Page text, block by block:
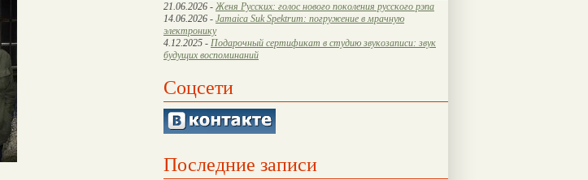
21.06.2026 - Женя Русских: голос нового поколения русского рэпа
14.06.2026 - Jamaica Suk Spektrum: погружение в мрачную
электронику
4.12.2025 - Подарочный сертификат в студию звукозаписи: звук
будущих воспоминаний
Соцсети
Последние записи